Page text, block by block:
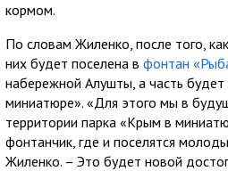
кормом.
По словам Жиленко, после того,
них будет поселена в фонтан
набережной Алушты, а часть
миниатюре». «Для этого мы в
территории парка «Крым в
фонтанчик, где и поселятся
Жиленко. – Это будет новой